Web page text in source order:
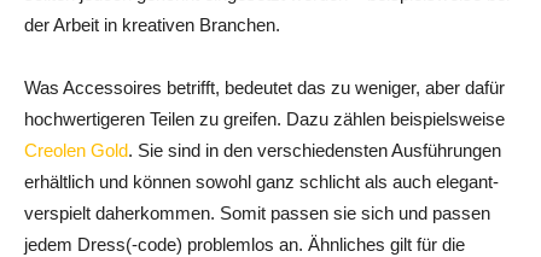
der Arbeit in kreativen Branchen.
Was Accessoires betrifft, bedeutet das zu weniger, aber dafür
hochwertigeren Teilen zu greifen. Dazu zählen beispielsweise
Creolen Gold. Sie sind in den verschiedensten Ausführungen
erhältlich und können sowohl ganz schlicht als auch elegant-
verspielt daherkommen. Somit passen sie sich und passen
jedem Dress(-code) problemlos an. Ähnliches gilt für die